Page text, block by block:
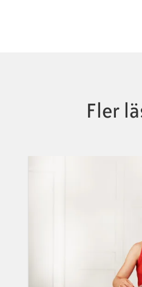
Fler